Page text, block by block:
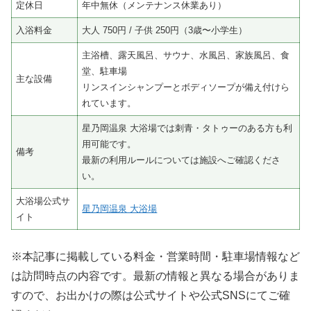
定休日 年中無休（メンテナンス休業あり）
入浴料金 大人 750円 / 子供 250円（3歳〜小学生）
主な設備
主浴槽、露天風呂、サウナ、水風呂、家族風呂、食
堂、駐車場
リンスインシャンプーとボディソープが備え付けら
れています。
備考
星乃岡温泉 大浴場では刺青・タトゥーのある方も利
用可能です。
最新の利用ルールについては施設へご確認くださ
い。
大浴場公式サ
イト
星乃岡温泉 大浴場
※本記事に掲載している料金・営業時間・駐車場情報など
は訪問時点の内容です。最新の情報と異なる場合がありま
すので、お出かけの際は公式サイトや公式SNSにてご確